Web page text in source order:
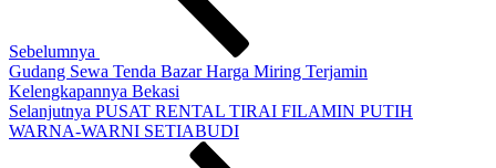
Sebelumnya
Gudang Sewa Tenda Bazar Harga Miring Terjamin
Kelengkapannya Bekasi
Pos
Selanjutnya
Selanjutnya PUSAT RENTAL TIRAI FILAMIN PUTIH
WARNA-WARNI SETIABUDI